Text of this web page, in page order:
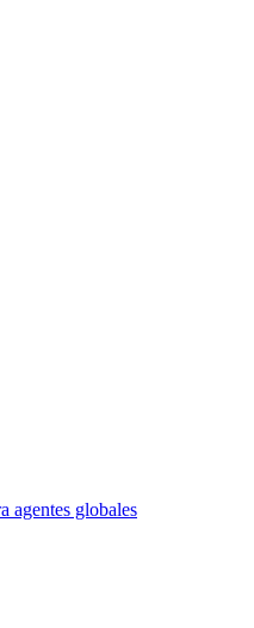
agentes globales